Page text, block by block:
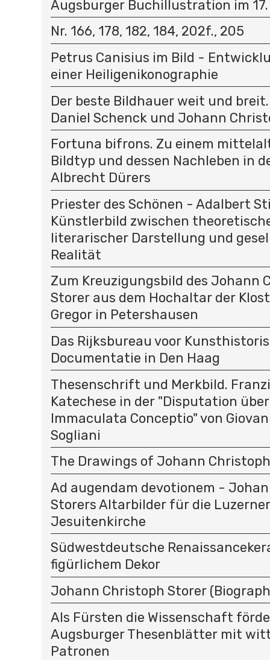
Augsburger Buchillustration im
Nr. 166, 178, 182, 184, 202f., 205
Petrus Canisius im Bild -
einer Heiligenikonographie
Der beste Bildhauer weit und
Daniel Schenck und Johann
Fortuna bifrons. Zu einem
Bildtyp und dessen Nachleben in
Albrecht Dürers
Priester des Schönen - Adalbert
Künstlerbild zwischen
literarischer Darstellung und
Realität
Zum Kreuzigungsbild des Johann
Storer aus dem Hochaltar der
Gregor in Petershausen
Das Rijksbureau voor
Documentatie in Den Haag
Thesenschrift und Merkbild.
Katechese in der "Disputation
Immaculata Conceptio" von
Sogliani
The Drawings of Johann
Ad augendam devotionem -
Storers Altarbilder für die Luzerner
Jesuitenkirche
Südwestdeutsche
figürlichem Dekor
Johann Christoph Storer
Als Fürsten die Wissenschaft
Augsburger Thesenblätter mit
Patronen